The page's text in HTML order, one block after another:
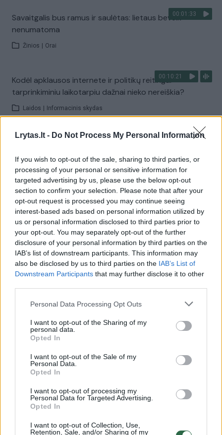
Lrytas.lt - Do Not Process My Personal Information
If you wish to opt-out of the sale, sharing to third parties, or
processing of your personal or sensitive information for
targeted advertising by us, please use the below opt-out
section to confirm your selection. Please note that after your
opt-out request is processed you may continue seeing
interest-based ads based on personal information utilized by
us or personal information disclosed to third parties prior to
your opt-out. You may separately opt-out of the further
disclosure of your personal information by third parties on the
IAB’s list of downstream participants. This information may
also be disclosed by us to third parties on the IAB’s List of
Downstream Participants that may further disclose it to other
Personal Data Processing Opt Outs
I want to opt-out of the Sharing of my
personal data.
Opted In
I want to opt-out of the Sale of my
Personal Data.
Opted In
I want to opt-out of processing my
Personal Data for Targeted Advertising.
Opted In
I want to opt-out of Collection, Use,
Retention, Sale, and/or Sharing of my
00:01:33
Savaitgalis bus ramus ir saulėtas: lietaus beveik
nenumatoma
Žinios Orai
00:10:21
Kodėl apklausos internete ir politikų reitingai
tarprinkiminiu laikotarpiu dažnai nieko nereiškia?
Laidos Informacinis skydas
00:15:25
Ruošiantis naujiems mokslo metams – vaikų teisių
tarnybos primena: štai apie ką būtina pasikalbėti
Laidos | Nauja diena
Visi įrašai
Žiūrimiausi įrašai
Vaizdai iš tragiškos avarijos Vilniaus r.: dviejų moterų ir
32 laipsnių šilumos
Žinios
Nufilmavo, kaip patvino Vilniaus Vakarinis aplinkkelis:
vaizdas pribloškia